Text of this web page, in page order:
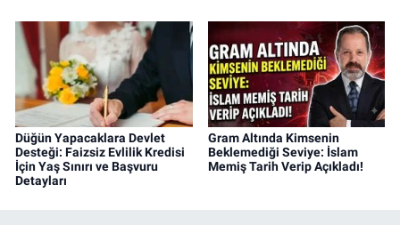
Düğün Yapacaklara Devlet
Desteği: Faizsiz Evlilik Kredisi
İçin Yaş Sınırı ve Başvuru
Detayları
Gram Altında Kimsenin
Beklemediği Seviye: İslam
Memiş Tarih Verip Açıkladı!